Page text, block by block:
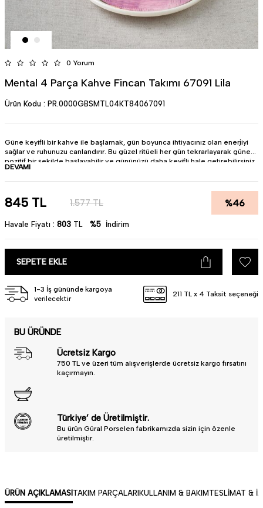
0 Yorum
Mental 4 Parça Kahve Fincan Takımı 67091 Lila
Ürün Kodu : PR.0000GBSMTL04KT84067091
Güne keyifli bir kahve ile başlamak, gün boyunca ihtiyacınız olan enerjiyi
sağlar ve ruhunuzu canlandırır. Bu güzel ritüeli her gün tekrarlayarak güne
pozitif bir şekilde başlayabilir ve gününüzü daha keyifli hale getirebilirsiniz.
• Ürün : Bone Porselen
• Parça Sayısı : 4 Parça
• Ölçü : 90 cc
• Pürüzsüz yüzeyi sayesinde lekelenme yapmaz.
DEVAMI
845 TL 1.577TL %46
Havale Fiyatı : 803 TL %5 İndirim
SEPETE EKLE
1-3 İş gününde kargoya
verilecektir
211 TL x 4 Taksit seçeneği
BU ÜRÜNDE
Ücretsiz Kargo
750 TL ve üzeri tüm alışverişlerde ücretsiz kargo fırsatını
kaçırmayın.
Türkiye’ de Üretilmiştir.
Bu ürün Güral Porselen fabrikamızda sizin için özenle
üretilmiştir.
ÜRÜN AÇIKLAMASI TAKIM PARÇALARI KULLANIM & BAKIM TESLIMAT &